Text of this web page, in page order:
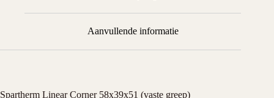
Aanvullende informatie
Spartherm Linear Corner 58x39x51 (vaste greep)